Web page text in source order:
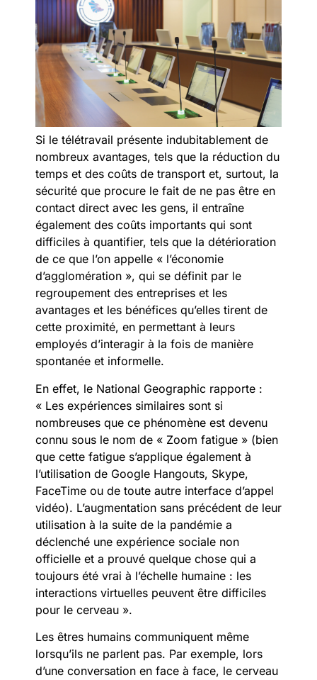
Si le télétravail présente indubitablement de
nombreux avantages, tels que la réduction du
temps et des coûts de transport et, surtout, la
sécurité que procure le fait de ne pas être en
contact direct avec les gens, il entraîne
également des coûts importants qui sont
difficiles à quantifier, tels que la détérioration
de ce que l’on appelle « l’économie
d’agglomération », qui se définit par le
regroupement des entreprises et les
avantages et les bénéfices qu’elles tirent de
cette proximité, en permettant à leurs
employés d’interagir à la fois de manière
spontanée et informelle.
En effet, le National Geographic rapporte :
« Les expériences similaires sont si
nombreuses que ce phénomène est devenu
connu sous le nom de « Zoom fatigue » (bien
que cette fatigue s’applique également à
l’utilisation de Google Hangouts, Skype,
FaceTime ou de toute autre interface d’appel
vidéo). L’augmentation sans précédent de leur
utilisation à la suite de la pandémie a
déclenché une expérience sociale non
officielle et a prouvé quelque chose qui a
toujours été vrai à l’échelle humaine : les
interactions virtuelles peuvent être difficiles
pour le cerveau ».
Les êtres humains communiquent même
lorsqu’ils ne parlent pas. Par exemple, lors
d’une conversation en face à face, le cerveau